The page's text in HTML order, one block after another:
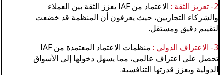
2- تعزيز الثقة :
الاعتماد من IAF يعزز الثقة بين العملاء
والشركاء التجاريين، حيث يعرفون أن المنظمة قد خضعت
لتقييم دقيق ومستقل.
3- الاعتراف الدولي :
منظمات الاعتماد المعتمدة من IAF
تحصل على اعتراف عالمي، مما يسهل دخولها إلى الأسواق
الدولية ويعزز قدرتها التنافسية.